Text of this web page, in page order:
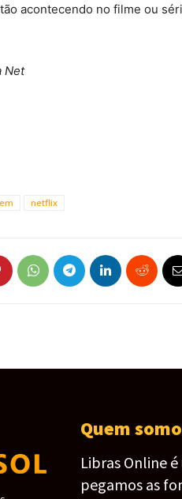
acontecendo no filme ou
Net
netflix
Quem
Libras Online
pegamos as